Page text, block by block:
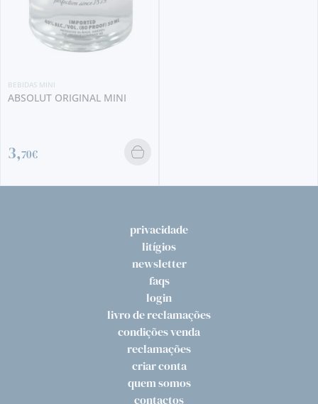
privacidade
litígios
newsletter
faqs
login
livro de reclamações
condições venda
reclamações
criar conta
quem somos
contactos